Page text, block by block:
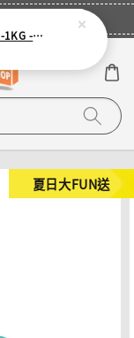
夏日大FUN送
【ROYALPRO】全分離乳清蛋白-1KG -多口味任選｜可加購湯匙